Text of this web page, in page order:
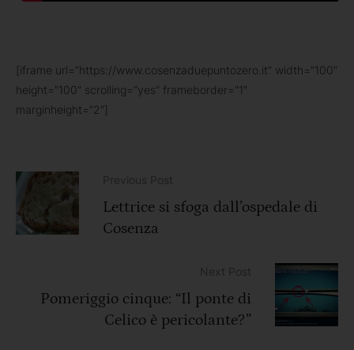
[iframe url=”https://www.cosenzaduepuntozero.it” width=”100″
height=”100″ scrolling=”yes” frameborder=”1″
marginheight=”2″]
Lettrice si sfoga dall’ospedale di
Cosenza
Pomeriggio cinque: “Il ponte di
Celico è pericolante?”